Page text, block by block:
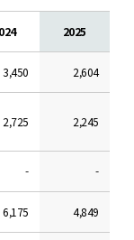
2025
3,450 2,604
2,725 2,245
- -
6,175 4,849